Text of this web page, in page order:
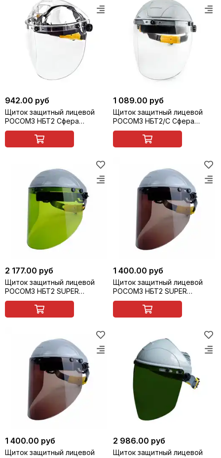
942.00 руб
Щиток защитный лицевой
РОСОМЗ НБТ2 Сфера
ВИЗИОН TITAN, арт. 424530
1 089.00 руб
Щиток защитный лицевой
РОСОМЗ НБТ2/С Сфера
ВИЗИОН АЛМАЗ, арт. 4275537
2 177.00 руб
Щиток защитный лицевой
РОСОМЗ НБТ2 SUPER
ВИЗИОН, арт. 427348
1 400.00 руб
Щиток защитный лицевой
РОСОМЗ НБТ2 SUPER
ВИЗИОН, арт. 427355
1 400.00 руб
Щиток защитный лицевой
2 986.00 руб
Щиток защитный лицевой